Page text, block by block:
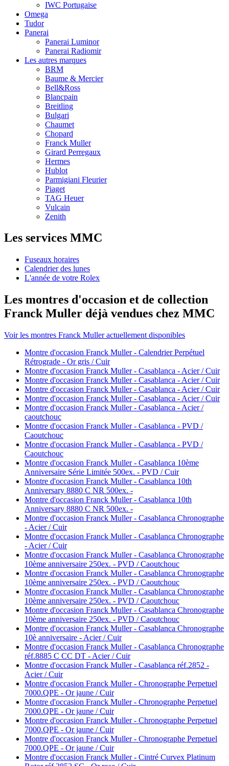
IWC Portugaise
Omega
Tudor
Panerai
Panerai Luminor
Panerai Radiomir
Les autres marques
BRM
Baume & Mercier
Bell&Ross
Blancpain
Breitling
Bulgari
Chaumet
Chopard
Franck Muller
Girard Perregaux
Hermes
Hublot
Parmigiani Fleurier
Piaget
TAG Heuer
Vulcain
Zenith
Les services MMC
Fuseaux horaires
Calendrier des lunes
L'année de votre Rolex
Les montres d'occasion et de collection
Franck Muller déjà vendues chez MMC
Voir les montres Franck Muller actuellement disponibles
Montre d'occasion Franck Muller - Calendrier Perpétuel
Rétrograde - Or gris / Cuir
Montre d'occasion Franck Muller - Casablanca - Acier / Cuir
Montre d'occasion Franck Muller - Casablanca - Acier / Cuir
Montre d'occasion Franck Muller - Casablanca - Acier / Cuir
Montre d'occasion Franck Muller - Casablanca - Acier / Cuir
Montre d'occasion Franck Muller - Casablanca - Acier /
caoutchouc
Montre d'occasion Franck Muller - Casablanca - PVD /
Caoutchouc
Montre d'occasion Franck Muller - Casablanca - PVD /
Caoutchouc
Montre d'occasion Franck Muller - Casablanca 10ème
Anniversaire Série Limitée 500ex. - PVD / Cuir
Montre d'occasion Franck Muller - Casablanca 10th
Anniversary 8880 C NR 500ex. -
Montre d'occasion Franck Muller - Casablanca 10th
Anniversary 8880 C NR 500ex. -
Montre d'occasion Franck Muller - Casablanca Chronographe
- Acier / Cuir
Montre d'occasion Franck Muller - Casablanca Chronographe
- Acier / Cuir
Montre d'occasion Franck Muller - Casablanca Chronographe
10ème anniversaire 250ex. - PVD / Caoutchouc
Montre d'occasion Franck Muller - Casablanca Chronographe
10ème anniversaire 250ex. - PVD / Caoutchouc
Montre d'occasion Franck Muller - Casablanca Chronographe
10ème anniversaire 250ex. - PVD / Caoutchouc
Montre d'occasion Franck Muller - Casablanca Chronographe
10ème anniversaire 250ex. - PVD / Caoutchouc
Montre d'occasion Franck Muller - Casablanca Chronographe
10è anniversaire - Acier / Cuir
Montre d'occasion Franck Muller - Casablanca Chronographe
réf.8885 C CC DT - Acier / Cuir
Montre d'occasion Franck Muller - Casablanca réf.2852 -
Acier / Cuir
Montre d'occasion Franck Muller - Chronographe Perpetuel
7000.QPE - Or jaune / Cuir
Montre d'occasion Franck Muller - Chronographe Perpetuel
7000.QPE - Or jaune / Cuir
Montre d'occasion Franck Muller - Chronographe Perpetuel
7000.QPE - Or jaune / Cuir
Montre d'occasion Franck Muller - Chronographe Perpetuel
7000.QPE - Or jaune / Cuir
Montre d'occasion Franck Muller - Cintré Curvex Platinum